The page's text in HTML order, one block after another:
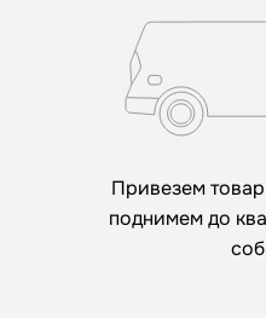
Привезем
поднимем до